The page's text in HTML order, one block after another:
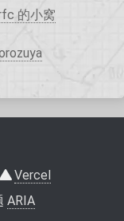
的小窝
Vercel
ARIA